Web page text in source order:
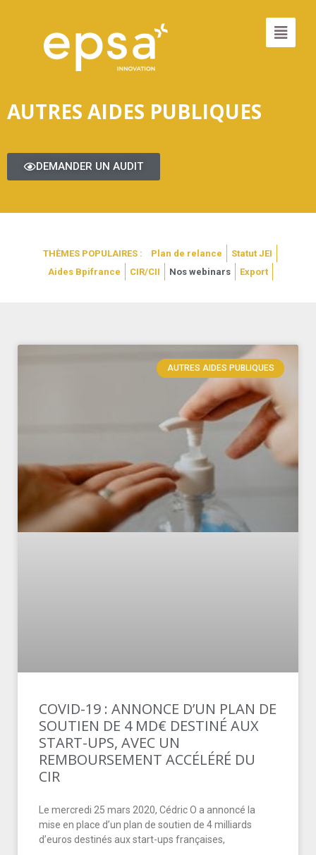
AUTRES AIDES PUBLIQUES
DEMANDER UN AUDIT
THÈMES POPULAIRES : Plan de relance
Statut JEI
Aides Bpifrance
CIR/CII Nos webinars Export
AUTRES AIDES PUBLIQUES
COVID-19 : ANNONCE D’UN PLAN DE
SOUTIEN DE 4 MD€ DESTINÉ AUX
START-UPS, AVEC UN
REMBOURSEMENT ACCÉLÉRÉ DU
CIR
Le mercredi 25 mars 2020, Cédric O a annoncé la
mise en place d’un plan de soutien de 4 milliards
d’euros destinés aux start-ups françaises,